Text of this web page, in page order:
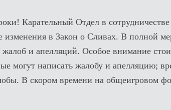
Карательный Отдел в
изменения в Закон о Сливах. В полной
и апелляций. Особое внимание
могут написать жалобу и апелляцию;
В скором времени на общеигровом